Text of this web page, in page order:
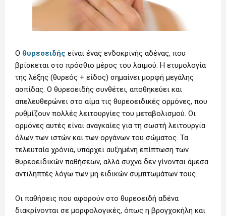
Ο θυρεοειδής είναι ένας ενδοκρινής αδένας, που
βρίσκεται στο πρόσθιο μέρος του λαιμού. Η ετυμολογία
της λέξης (θυρεός + είδος) σημαίνει μορφή μεγάλης
ασπίδας. Ο θυρεοειδής συνθέτει, αποθηκεύει και
απελευθερώνει στο αίμα τις θυρεοειδικές ορμόνες, που
ρυθμίζουν πολλές λειτουργίες του μεταβολισμού. Οι
ορμόνες αυτές είναι αναγκαίες για τη σωστή λειτουργία
όλων των ιστών και των οργάνων του σώματος. Τα
τελευταία χρόνια, υπάρχει αυξημένη επίπτωση των
θυρεοειδικών παθήσεων, αλλά συχνά δεν γίνονται άμεσα
αντιληπτές λόγω των μη ειδικών συμπτωμάτων τους.
Οι παθήσεις που αφορούν στο θυρεοειδή αδένα
διακρίνονται σε μορφολογικές, όπως η βρογχοκήλη και